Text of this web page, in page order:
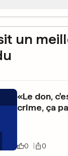
un
«Le don,
crime, ça
0 0